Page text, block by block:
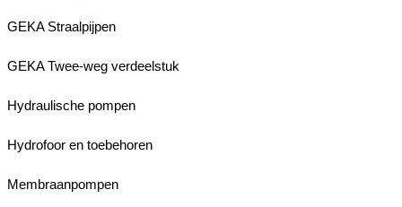
GEKA Straalpijpen
GEKA Twee-weg verdeelstuk
Hydraulische pompen
Hydrofoor en toebehoren
Membraanpompen